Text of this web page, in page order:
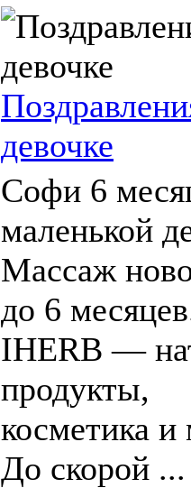
девочке
Софи 6
маленькой
Массаж
до 6
IHERB —
продукты,
косметика и
До скорой ...